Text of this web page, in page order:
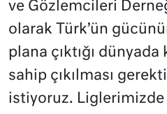
ve Gözlemcileri
olarak Türk’ün
plana çıktığı
sahip çıkılması
istiyoruz. Liglerimizde